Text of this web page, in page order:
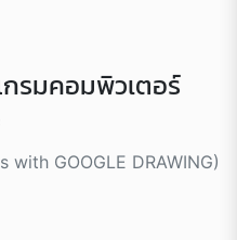
กรมคอมพิวเตอร์
GOOGLE DRAWING)